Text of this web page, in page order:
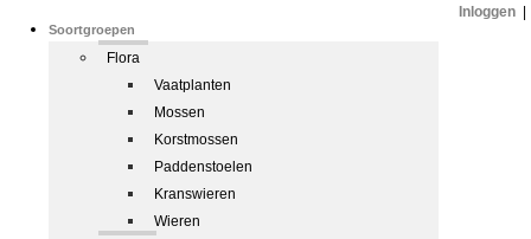
Soortgroepen
Flora
Vaatplanten
Mossen
Korstmossen
Paddenstoelen
Kranswieren
Wieren
Inloggen